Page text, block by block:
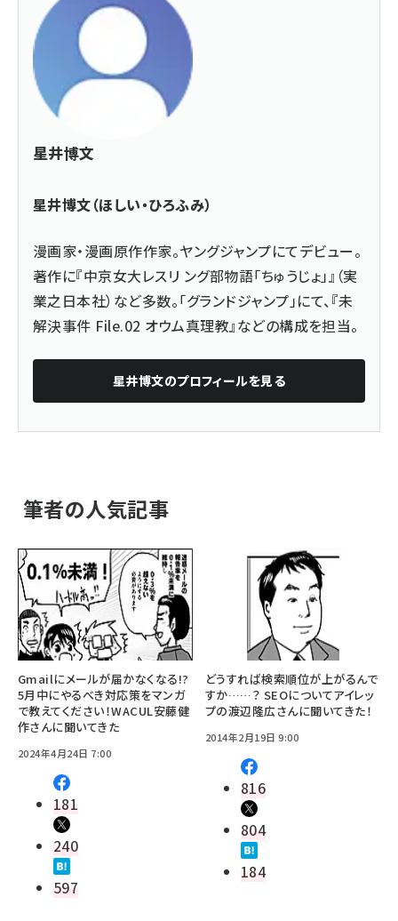
星井博文
星井博文（ほしい・ひろふみ）
漫画家・漫画原作作家。ヤングジャンプにてデビュー。
著作に『中京女大レスリ ング部物語「ちゅうじょ」』（実
業之日本社）など多数。「グランドジャンプ」にて、『未
解決事件 File.02 オウム真理教』などの構成を担当。
星井博文のプロフィールを見る
筆者の人気記事
Gmailにメールが届かなくなる!?
5月中にやるべき対応策をマンガ
で教えてください！WACUL安藤健
作さんに聞いてきた
2024年4月24日 7:00
181
240
597
どうすれば検索順位が上がるんで
すか……？ SEOについてアイレッ
プの渡辺隆広さんに聞いてきた！
2014年2月19日 9:00
816
804
184